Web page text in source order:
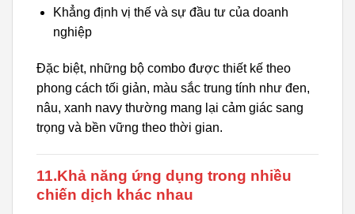
Khẳng định vị thế và sự đầu tư của doanh
nghiệp
Đặc biệt, những bộ combo được thiết kế theo
phong cách tối giản, màu sắc trung tính như đen,
nâu, xanh navy thường mang lại cảm giác sang
trọng và bền vững theo thời gian.
11.Khả năng ứng dụng trong nhiều
chiến dịch khác nhau